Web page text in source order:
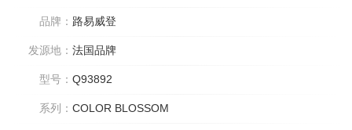
品牌： 路易威登
发源地： 法国品牌
型号： Q93892
系列： COLOR BLOSSOM